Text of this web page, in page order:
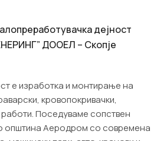
дејност
ДООЕЛ – Скопје
е изработка и монтирање на
кровопокривачки,
Поседуваме сопствен
општина Аеродром со современа